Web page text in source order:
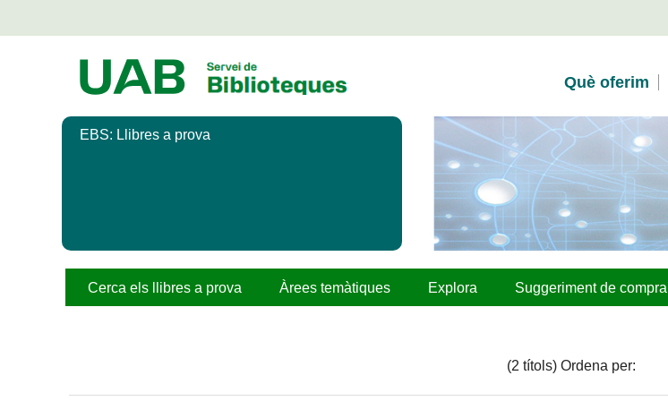
Què oferim
EBS: Llibres a prova
Cerca els llibres a prova Àrees temàtiques Explora Suggeriment de compra
(2 títols) Ordena per: